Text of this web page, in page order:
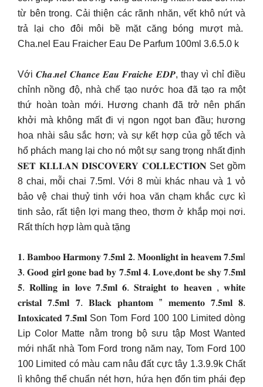
từ bên trong. Cải thiện các rãnh nhăn, vết khô nứt và
trả lại cho đôi môi bề mặt căng bóng mượt mà.
Cha.nel Eau Fraicher Eau De Parfum 100ml 3.6.5.0 k
Với 𝑪𝒉𝒂.𝒏𝒆𝒍 𝑪𝒉𝒂𝒏𝒄𝒆 𝑬𝒂𝒖 𝑭𝒓𝒂𝒊𝒄𝒉𝒆 𝑬𝑫𝑷, thay vì chỉ điều
chỉnh nồng độ, nhà chế tạo nước hoa đã tạo ra một
thứ hoàn toàn mới. Hương chanh đã trở nên phấn
khởi mà không mất đi vị ngon ngọt ban đầu; hương
hoa nhài sâu sắc hơn; và sự kết hợp của gỗ tếch và
hổ phách mang lại cho nó một sự sang trọng nhất định
𝐒𝐄𝐓 𝐊𝐈.𝐋𝐈.𝐀𝐍 𝐃𝐈𝐒𝐂𝐎𝐕𝐄𝐑𝐘 𝐂𝐎𝐋𝐋𝐄𝐂𝐓𝐈𝐎𝐍 Set gồm
8 chai, mỗi chai 7.5ml. Với 8 mùi khác nhau và 1 vỏ
bảo vệ chai thuỷ tinh với hoa văn chạm khắc cực kì
tinh sảo, rất tiện lợi mang theo, thơm ở khắp mọi nơi.
Rất thích hợp làm quà tặng
𝟏. 𝐁𝐚𝐦𝐛𝐨𝐨 𝐇𝐚𝐫𝐦𝐨𝐧𝐲 𝟕.𝟓𝐦𝐥 𝟐. 𝐌𝐨𝐨𝐧𝐥𝐢𝐠𝐡𝐭 𝐢𝐧 𝐡𝐞𝐚𝐯𝐞𝐦 𝟕.𝟓𝐦l
𝟑. 𝐆𝐨𝐨𝐝 𝐠𝐢𝐫𝐥 𝐠𝐨𝐧𝐞 𝐛𝐚𝐝 𝐛𝐲 𝟕.𝟓𝐦𝐥 𝟒. 𝐋𝐨𝐯𝐞,𝐝𝐨𝐧𝐭 𝐛𝐞 𝐬𝐡𝐲 𝟕.𝟓𝐦𝐥
𝟓. 𝐑𝐨𝐥𝐥𝐢𝐧𝐠 𝐢𝐧 𝐥𝐨𝐯𝐞 𝟕.𝟓𝐦𝐥 𝟔. 𝐒𝐭𝐫𝐚𝐢𝐠𝐡𝐭 𝐭𝐨 𝐡𝐞𝐚𝐯𝐞𝐧 , 𝐰𝐡𝐢𝐭𝐞
𝐜𝐫𝐢𝐬𝐭𝐚𝐥 𝟕.𝟓𝐦𝐥 𝟕. 𝐁𝐥𝐚𝐜𝐤 𝐩𝐡𝐚𝐧𝐭𝐨𝐦 ” 𝐦𝐞𝐦𝐞𝐧𝐭𝐨 𝟕.𝟓𝐦𝐥 𝟖.
𝐈𝐧𝐭𝐨𝐱𝐢𝐜𝐚𝐭𝐞𝐝 𝟕.𝟓𝐦𝐥 Son Tom Ford 100 100 Limited dòng
Lip Color Matte nằm trong bộ sưu tập Most Wanted
mới nhất nhà Tom Ford trong năm nay, Tom Ford 100
100 Limited có màu cam nâu đất cực tây 1.3.9.9k Chất
lì không thể chuẩn nét hơn, hứa hẹn đốn tim phái đẹp